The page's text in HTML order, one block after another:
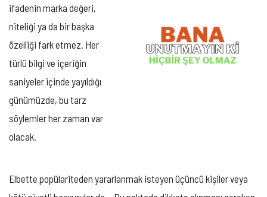
ifadenin marka değeri,
niteliği ya da bir başka
özelliği fark etmez. Her
türlü bilgi ve içeriğin
saniyeler içinde yayıldığı
günümüzde, bu tarz
söylemler her zaman var
olacak.
Elbette popülariteden yararlanmak isteyen üçüncü kişiler veya